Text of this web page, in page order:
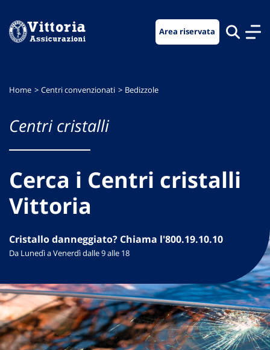
menu
contenuto
footer
Area riservata
Home Centri convenzionati Bedizzole
Centri cristalli
Cerca i Centri cristalli
Vittoria
Cristallo danneggiato? Chiama l'800.19.10.10
Da Lunedì a Venerdì dalle 9 alle 18